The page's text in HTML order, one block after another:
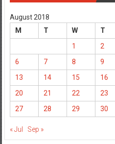
August 2018
M
T W T
1
2
6
7 8 9
13
14 15 16
20
21 22 23
27
28 29 30
« Jul Sep »